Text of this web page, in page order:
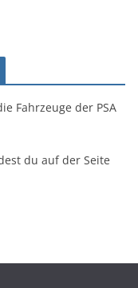
Fahrzeuge der PSA
du auf der Seite